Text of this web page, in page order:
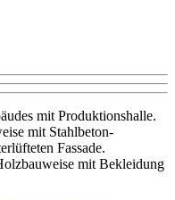
mit Produktionshalle.
mit Stahlbeton-
Fassade.
mit Bekleidung